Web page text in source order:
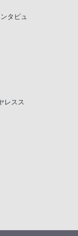
タビュ
レスス